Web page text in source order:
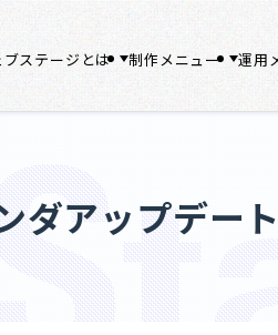
ブステージとは 制作メニュー 運用
ダアップデー